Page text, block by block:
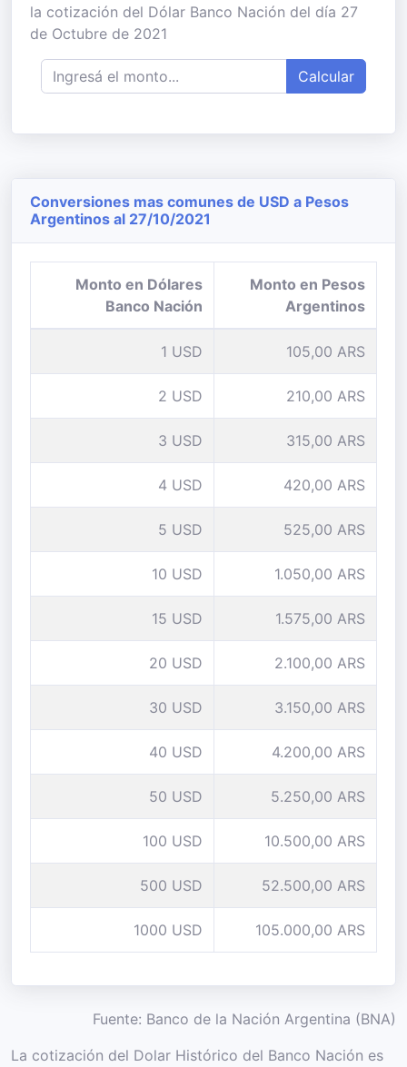
la cotización del Dólar Banco Nación del día 27
de Octubre de 2021
Calcular
Conversiones mas comunes de USD a Pesos
Argentinos al 27/10/2021
Monto en Dólares
Banco Nación
Monto en Pesos
Argentinos
1 USD 105,00 ARS
2 USD 210,00 ARS
3 USD 315,00 ARS
4 USD 420,00 ARS
5 USD 525,00 ARS
10 USD 1.050,00 ARS
15 USD 1.575,00 ARS
20 USD 2.100,00 ARS
30 USD 3.150,00 ARS
40 USD 4.200,00 ARS
50 USD 5.250,00 ARS
100 USD 10.500,00 ARS
500 USD 52.500,00 ARS
1000 USD 105.000,00 ARS
Fuente: Banco de la Nación Argentina (BNA)
La cotización del Dolar Histórico del Banco Nación es